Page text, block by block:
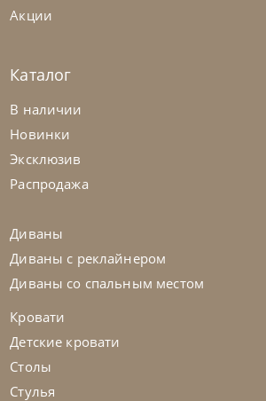
Cattelan Italia
Стол обеденный Napoleon Keramik
Premium
Акции
Каталог
В наличии
Новинки
Эксклюзив
Распродажа
Диваны
Диваны с реклайнером
Диваны со спальным местом
Кровати
Детские кровати
Столы
Стулья